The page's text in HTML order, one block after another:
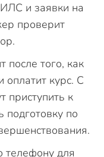
и заявки на
проверит
после того, как
оплатит курс. С
приступить к
подготовку по
телефону для